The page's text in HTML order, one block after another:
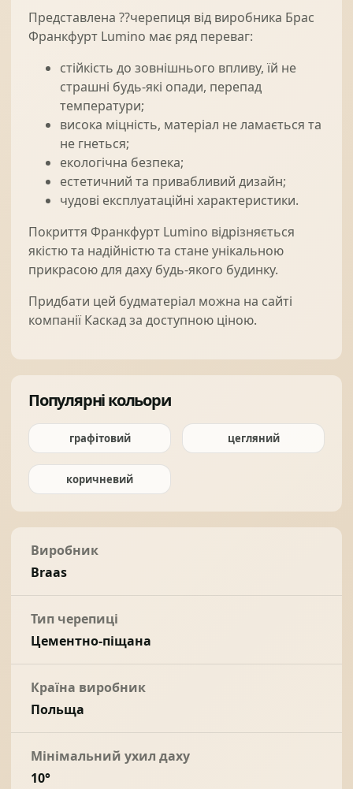
Представлена ??черепиця від виробника Брас
Франкфурт Lumino має ряд переваг:
стійкість до зовнішнього впливу, їй не
страшні будь-які опади, перепад
температури;
висока міцність, матеріал не ламається та
не гнеться;
екологічна безпека;
естетичний та привабливий дизайн;
чудові експлуатаційні характеристики.
Покриття Франкфурт Lumino відрізняється
якістю та надійністю та стане унікальною
прикрасою для даху будь-якого будинку.
Придбати цей будматеріал можна на сайті
компанії Каскад за доступною ціною.
Популярні кольори
графітовий цегляний
коричневий
Виробник
Braas
Тип черепиці
Цементно-піщана
Країна виробник
Польща
Мінімальний ухил даху
10°